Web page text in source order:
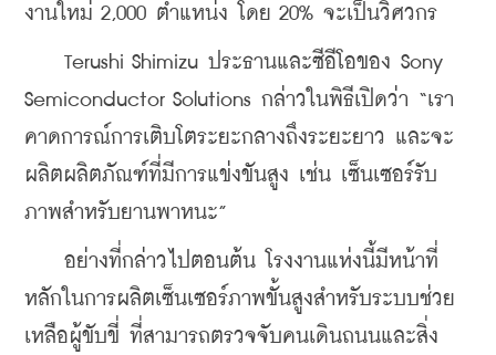
งานใหม่ 2,000 ตำแหน่ง โดย 20% จะเป็นวิศวกร
Terushi Shimizu ประธานและซีอีโอของ Sony
Semiconductor Solutions กล่าวในพิธีเปิดว่า “เรา
คาดการณ์การเติบโตระยะกลางถึงระยะยาว และจะ
ผลิตผลิตภัณฑ์ที่มีการแข่งขันสูง เช่น เซ็นเซอร์รับ
ภาพสำหรับยานพาหนะ”
อย่างที่กล่าวไปตอนต้น โรงงานแห่งนี้มีหน้าที่
หลักในการผลิตเซ็นเซอร์ภาพขั้นสูงสำหรับระบบช่วย
เหลือผู้ขับขี่ ที่สามารถตรวจจับคนเดินถนนและสิ่ง